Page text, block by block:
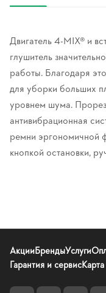
Двигатель 4-MIX® и
глушитель
работы. Благодаря
для уборки больших
уровнем шума.
антивибрационная
ремни эргономичной
кнопкой остановки,
АкцииБрендыУслуги
Гарантия и сервис